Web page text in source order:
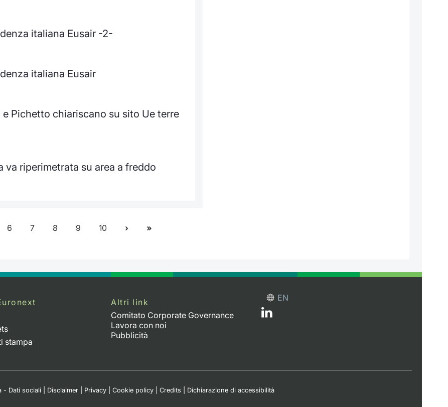
italiana Eusair -2-
italiana Eusair
Pichetto chiariscano su sito Ue terre
va riperimetrata su area a freddo
6 7 8 9 10
stampa
Altri link
Comitato Corporate Governance
Lavora con noi
Pubblicità
EN
- Dati sociali Disclaimer Privacy Cookie policy Credits Dichiarazione di accessibilità